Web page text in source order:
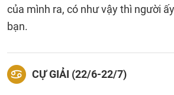
của mình ra, có như vậy thì người
bạn.
CỰ GIẢI (22/6-22/7)